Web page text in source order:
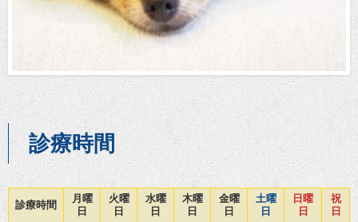
診療時間
診療時間
月曜
日
火曜
日
水曜
日
木曜
日
金曜
日
土曜
日
日曜
日
祝
日